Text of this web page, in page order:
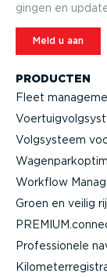
PRODUCTEN
Fleet
Volgsysteem
Workflow
Groen en veilig
Profes­si­onele
gingen en
Meld u aan